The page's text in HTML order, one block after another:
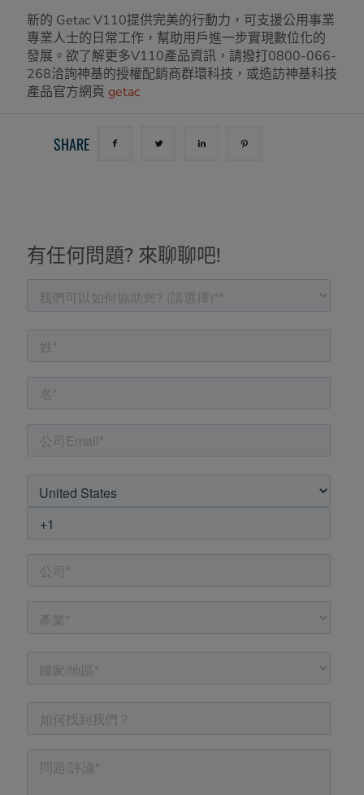
新的 Getac V110提供完美的行動力，可支援公用事業
專業人士的日常工作，幫助用戶進一步實現數位化的
發展。欲了解更多V110產品資訊，請撥打0800-066-
268洽詢神基的授權配銷商群環科技，或造訪神基科技
產品官方網頁 getac
SHARE
有任何問題? 來聊聊吧!